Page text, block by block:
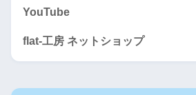
YouTube
flat-工房 ネットショップ